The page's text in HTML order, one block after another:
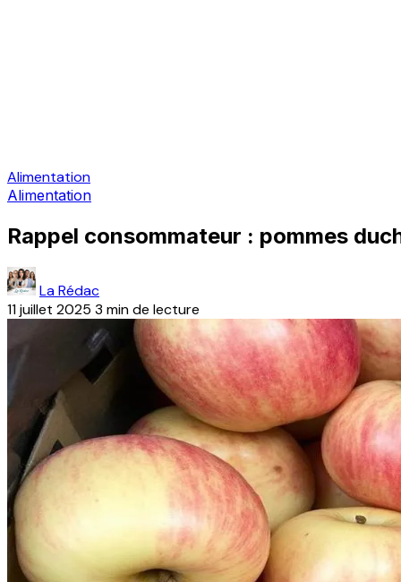
Alimentation
Alimentation
Rappel consommateur : pommes
La Rédac
11 juillet 2025 3 min de lecture